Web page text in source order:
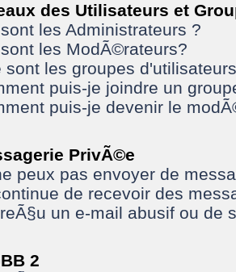
des Utilisateurs et
les Administrateurs ?
les ModÃ©rateurs?
sont les groupes
puis-je joindre un
puis-je devenir le
PrivÃ©e
peux pas envoyer de
de recevoir des
un e-mail abusif ou de
2